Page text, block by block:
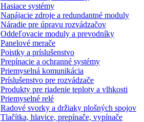
Hasiace systémy
Napájacie zdroje a redundantné moduly
Náradie pre úpravu rozvádzačov
Oddeľovacie moduly a prevodníky
Panelové merače
Poistky a príslušenstvo
Prepínacie a ochranné systémy
Priemyselná komunikácia
Príslušenstvo pre rozvádzače
Produkty pre riadenie teploty a vlhkosti
Priemyselné relé
Radové svorky a držiaky plošných spojov
Tlačítka, hlavice, prepínače, vypínače